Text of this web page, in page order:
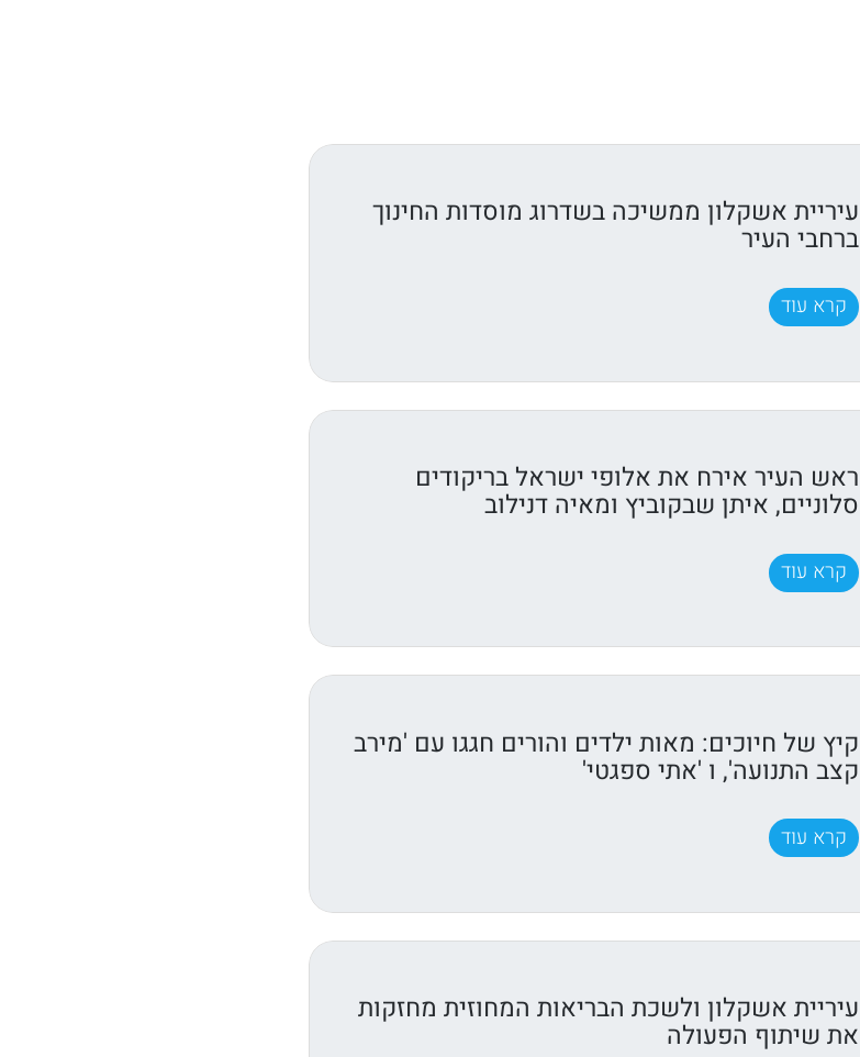
עיריית אשקלון ממשיכה בשדרוג מוסדות החינוך
ברחבי העיר
קרא עוד
ראש העיר אירח את אלופי ישראל בריקודים
סלוניים, איתן שבקוביץ ומאיה דנילוב
קרא עוד
קיץ של חיוכים: מאות ילדים והורים חגגו עם 'מירב
קצב התנועה', ו 'אתי ספגטי'
קרא עוד
עיריית אשקלון ולשכת הבריאות המחוזית מחזקות
את שיתוף הפעולה